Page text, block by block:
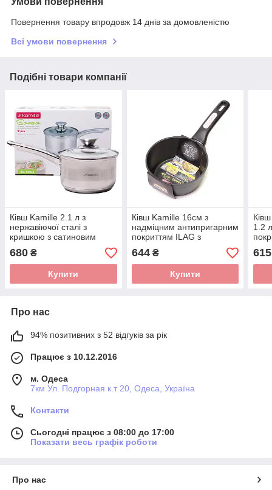
Повернення товару впродовж 14 днів за домовленістю
Всі умови повернення
Подібні товари компанії
Ківш Kamille 2.1 л з
нержавіючої сталі з
кришкою з сатиновим
напиленням і
порожнистими ручками
KM-4526S
680 ₴
Купити
Ківш Kamille 16см з
надміцним антипригарним
покриттям ILAG з
алюмінію для індукції і
газу KM-4419
644₴
Купити
1.2
615
Про нас
94% позитивних з 52 відгуків за рік
Працює з 10.12.2016
м. Одеса
7км Ул. Подгорная к.т 20, Одеса, Україна
Контакти
Сьогодні працює з 08:00 до 17:00
Показати весь графік роботи
Про нас